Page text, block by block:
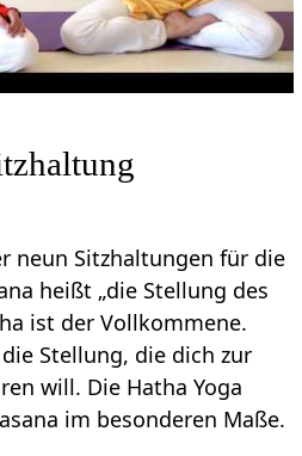
neun Sitzhaltungen für die
heißt „die Stellung des
ist der Vollkommene.
Stellung, die dich zur
will. Die Hatha Yoga
im besonderen Maße.